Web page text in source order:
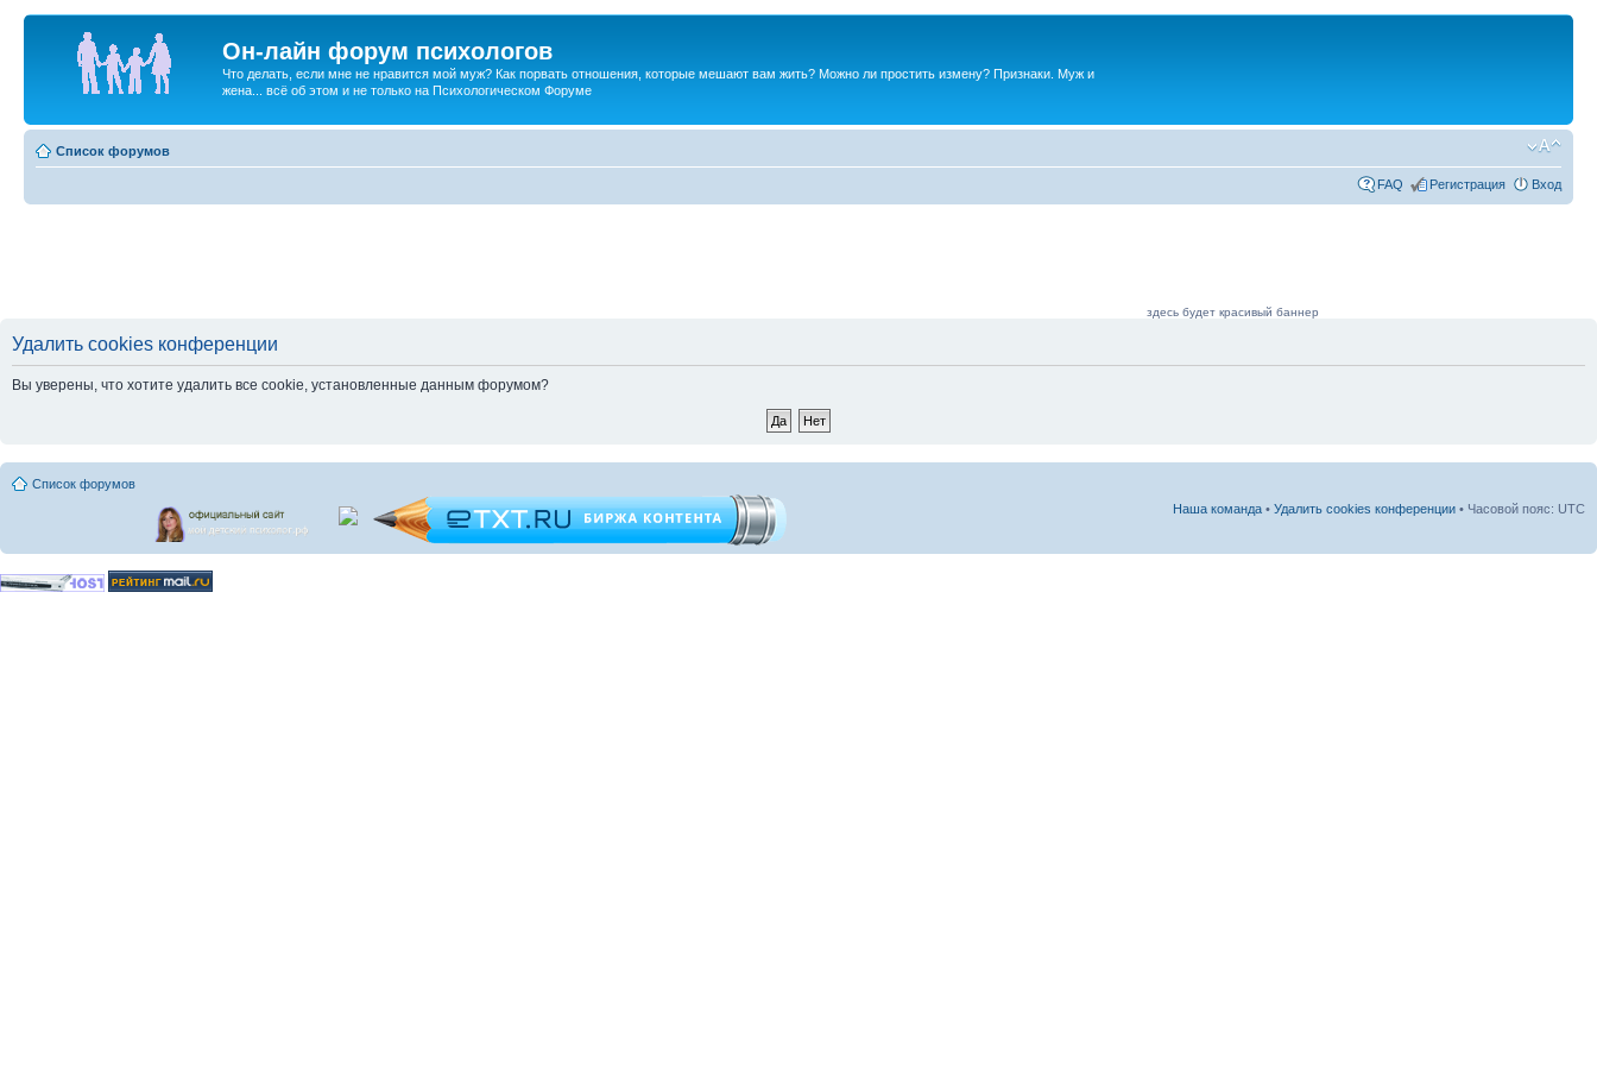
Он-лайн форум психологов
Что делать, если мне не нравится мой муж? Как порвать отношения, которые мешают вам жить? Можно ли простить измену? Признаки. Муж и
жена... всё об этом и не только на Психологическом Форуме
Список форумов
FAQ Регистрация Вход
здесь будет красивый баннер
Удалить cookies конференции
Вы уверены, что хотите удалить все cookie, установленные данным форумом?
Список форумов
Наша команда • Удалить cookies конференции • Часовой пояс: UTC